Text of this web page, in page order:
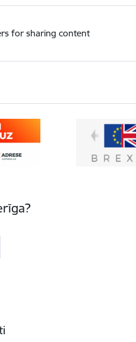
for sharing content